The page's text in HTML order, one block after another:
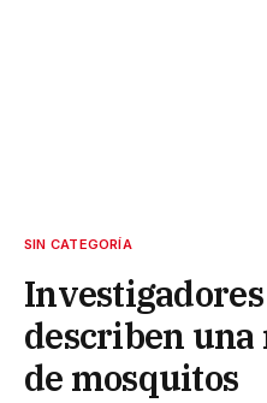
SIN CATEGORÍA
describen una
de mosquitos